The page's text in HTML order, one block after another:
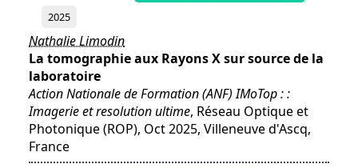
2025
Nathalie Limodin
La tomographie aux Rayons X sur source de la
laboratoire
Action Nationale de Formation (ANF) IMoTop : :
Imagerie et resolution ultime, Réseau Optique et
Photonique (ROP), Oct 2025, Villeneuve d'Ascq,
France